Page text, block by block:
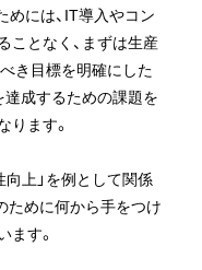
めには、IT導入やコン
ことなく、まずは生産
き目標を明確にした
成するための課題を
ます。
向上」を例として関係
ために何から手をつけ
す。